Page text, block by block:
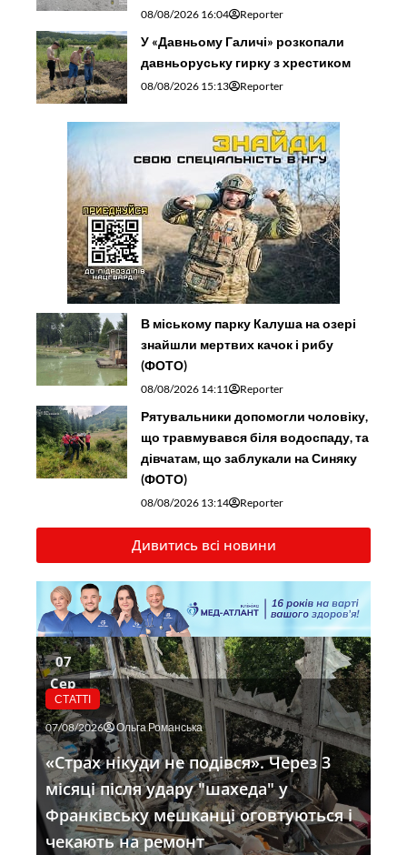
08/08/2026 16:04 Reporter
У «Давньому Галичі» розкопали
давньоруську гирку з хрестиком
08/08/2026 15:13 Reporter
В міському парку Калуша на озері
знайшли мертвих качок і рибу
(ФОТО)
08/08/2026 14:11 Reporter
Рятувальники допомогли чоловіку,
що травмувався біля водоспаду, та
дівчатам, що заблукали на Синяку
(ФОТО)
08/08/2026 13:14 Reporter
Дивитись всі новини
СТАТТІ
07/08/2026 Ольга Романська
«Страх нікуди не подівся». Через 3
місяці після удару "шахеда" у
Франківську мешканці оговтуються і
чекають на ремонт
07
Сер